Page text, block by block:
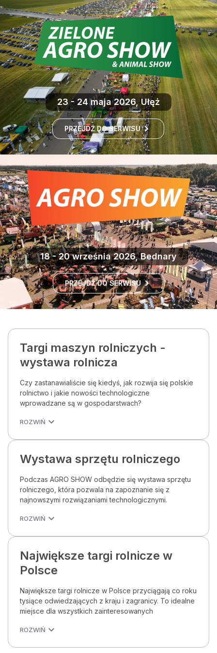
23 - 24 maja 2026, Ułęż
PRZEJDŹ DO SERWISU
18 - 20 września 2026, Bednary
PRZEJDŹ DO SERWISU
Targi maszyn rolniczych -
wystawa rolnicza
Czy zastanawialiście się kiedyś, jak rozwija się polskie
rolnictwo i jakie nowości technologiczne
wprowadzane są w gospodarstwach?
ROZWIŃ
Wystawa sprzętu rolniczego
Podczas AGRO SHOW odbędzie się wystawa sprzętu
rolniczego, która pozwala na zapoznanie się z
najnowszymi rozwiązaniami technologicznymi.
ROZWIŃ
Największe targi rolnicze w
Polsce
Największe targi rolnicze w Polsce przyciągają co roku
tysiące odwiedzających z kraju i zagranicy. To idealne
miejsce dla wszystkich zainteresowanych
ROZWIŃ